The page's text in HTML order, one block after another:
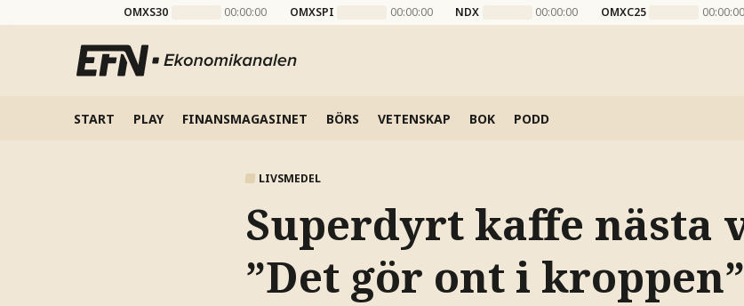
OMXS30 00:00:00 OMXSPI 00:00:00 NDX 00:00:00 OMXC25 00:00:00
START PLAY FINANSMAGASINET BÖRS VETENSKAP BOK PODD
LIVSMEDEL
Superdyrt kaffe nästa
”Det gör ont i kroppen”